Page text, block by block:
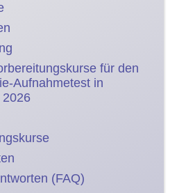
für den
Aufnahmetest in
2026
(FAQ)